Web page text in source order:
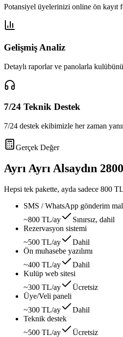
Potansiyel üyelerinizi online ön kayıt
Gelişmiş Analiz
Detaylı raporlar ve panolarla
7/24 Teknik Destek
7/24 destek ekibimizle her zaman
Gerçek Değer
Ayrı Ayrı Alsaydın
Hepsi tek pakette, ayda sadece 800 TL
SMS / WhatsApp gönderim
~800 TL/ay
Sınırsız, dahil
Rezervasyon sistemi
~500 TL/ay
Dahil
Ön muhasebe yazılımı
~400 TL/ay
Dahil
Kulüp web sitesi
~300 TL/ay
Ücretsiz
Üye/Veli paneli
~300 TL/ay
Dahil
Teknik destek
~500 TL/ay
Ücretsiz